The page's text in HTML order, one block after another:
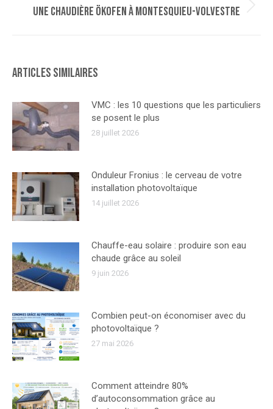
Article
Une chaudière Ökofen à Montesquieu-Volvestre
Articles similaires
VMC : les 10 questions que les particuliers
se posent le plus
28 juillet 2026
Onduleur Fronius : le cerveau de votre
installation photovoltaïque
14 juillet 2026
Chauffe-eau solaire : produire son eau
chaude grâce au soleil
9 juin 2026
Combien peut-on économiser avec du
photovoltaïque ?
27 mai 2026
Comment atteindre 80%
d’autoconsommation grâce au